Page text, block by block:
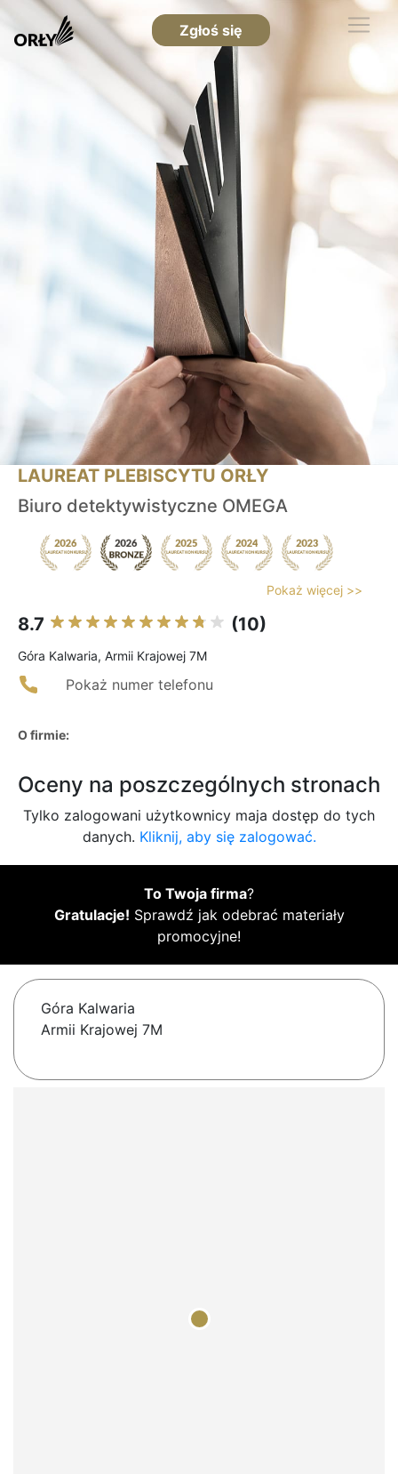
Zgłoś się
LAUREAT PLEBISCYTU ORŁY
Biuro detektywistyczne OMEGA
Pokaż więcej >>
8.7 (10)
Góra Kalwaria, Armii Krajowej 7M
Pokaż numer telefonu
O firmie:
Oceny na poszczególnych stronach
Tylko zalogowani użytkownicy maja dostęp do tych
danych. Kliknij, aby się zalogować.
To Twoja firma?
Gratulacje! Sprawdź jak odebrać materiały
promocyjne!
Góra Kalwaria
Armii Krajowej 7M